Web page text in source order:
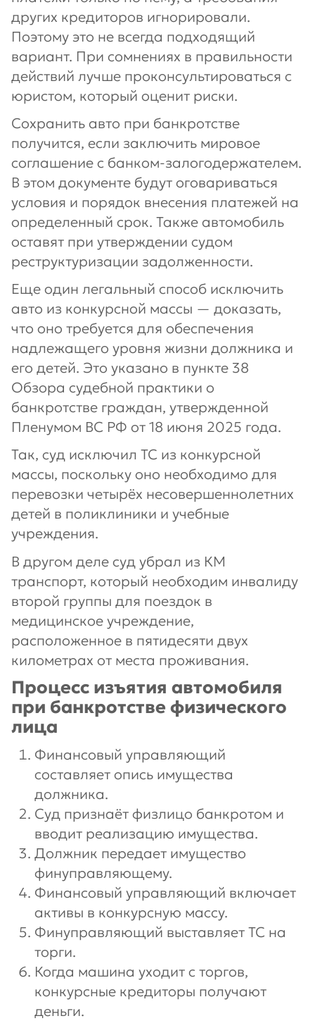
других кредиторов игнорировали.
Поэтому это не всегда подходящий
вариант. При сомнениях в правильности
действий лучше проконсультироваться с
юристом, который оценит риски.
Сохранить авто при банкротстве
получится, если заключить мировое
соглашение с банком-залогодержателем.
В этом документе будут оговариваться
условия и порядок внесения платежей на
определенный срок. Также автомобиль
оставят при утверждении судом
реструктуризации задолженности.
Еще один легальный способ исключить
авто из конкурсной массы — доказать,
что оно требуется для обеспечения
надлежащего уровня жизни должника и
его детей. Это указано в пункте 38
Обзора судебной практики о
банкротстве граждан, утвержденной
Пленумом ВС РФ от 18 июня 2025 года.
Так, суд исключил ТС из конкурсной
массы, поскольку оно необходимо для
перевозки четырёх несовершеннолетних
детей в поликлиники и учебные
учреждения.
В другом деле суд убрал из КМ
транспорт, который необходим инвалиду
второй группы для поездок в
медицинское учреждение,
расположенное в пятидесяти двух
километрах от места проживания.
Процесс изъятия автомобиля
при банкротстве физического
лица
Финансовый управляющий
составляет опись имущества
должника.
Суд признаёт физлицо банкротом и
вводит реализацию имущества.
Должник передает имущество
финуправляющему.
Финансовый управляющий включает
активы в конкурсную массу.
Финуправляющий выставляет ТС на
торги.
Когда машина уходит с торгов,
конкурсные кредиторы получают
деньги.